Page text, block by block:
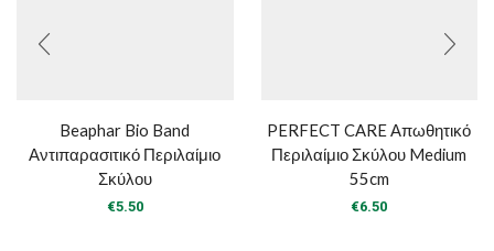
Beaphar Bio Band
Αντιπαρασιτικό Περιλαίμιο
Σκύλου
€5.50
PERFECT CARE Απωθητικό
Περιλαίμιο Σκύλου Medium
55cm
€6.50